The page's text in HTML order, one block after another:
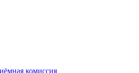
комиссия